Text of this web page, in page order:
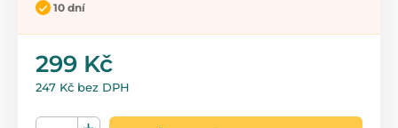
10 dní
299 Kč
247 Kč bez DPH